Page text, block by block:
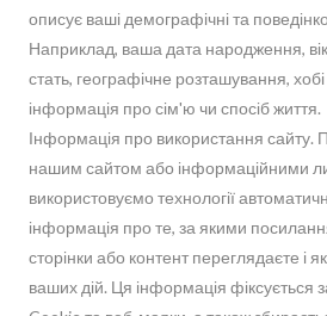
описує ваші демографічні та
Наприклад, ваша дата народження, вік
стать, географічне розташування,
інформація про сім'ю чи спосіб життя.
Інформація про використання сайту.
нашим сайтом або інформаційними
використовуємо технології
інформація про те, за якими
сторінки або контент переглядаєте і
ваших дій. Ця інформація фіксується